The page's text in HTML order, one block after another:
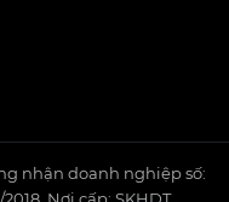
nhận doanh nghiệp số: